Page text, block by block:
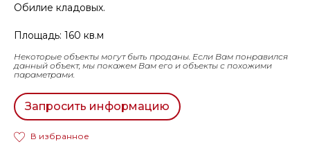
Обилие кладовых.
Площадь: 160 кв.м
Некоторые объекты могут быть проданы. Если Вам понравился
данный объект, мы покажем Вам его и объекты с похожими
параметрами.
Запросить информацию
В избранное